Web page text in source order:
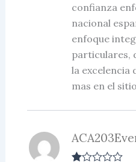
confianza
nacional
enfoque
particulares,
la excelencia
mas en el